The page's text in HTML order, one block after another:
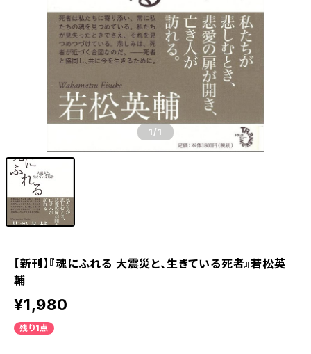
1 /1
【新刊】『魂にふれる 大震災と、生きている死者』若松英
輔
¥1,980
残り1点